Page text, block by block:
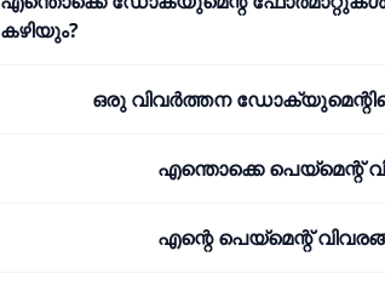
കഴിയും?
ഒരു വിവർത്തന
എന്തൊക്കെ പെയ്മെന്റ്
എന്റെ പെയ്മെന്റ്